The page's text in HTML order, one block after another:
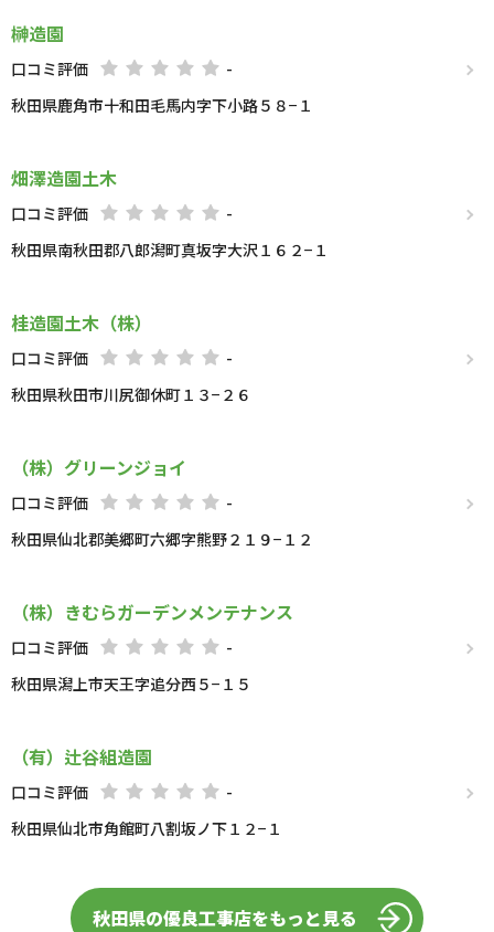
榊造園
口コミ評価
-
秋田県鹿角市十和田毛馬内字下小路５８−１
畑澤造園土木
口コミ評価
-
秋田県南秋田郡八郎潟町真坂字大沢１６２−１
桂造園土木（株）
口コミ評価
-
秋田県秋田市川尻御休町１３−２６
（株）グリーンジョイ
口コミ評価
-
秋田県仙北郡美郷町六郷字熊野２１９−１２
（株）きむらガーデンメンテナンス
口コミ評価
-
秋田県潟上市天王字追分西５−１５
（有）辻谷組造園
口コミ評価
-
秋田県仙北市角館町八割坂ノ下１２−１
秋田県の優良工事店をもっと見る